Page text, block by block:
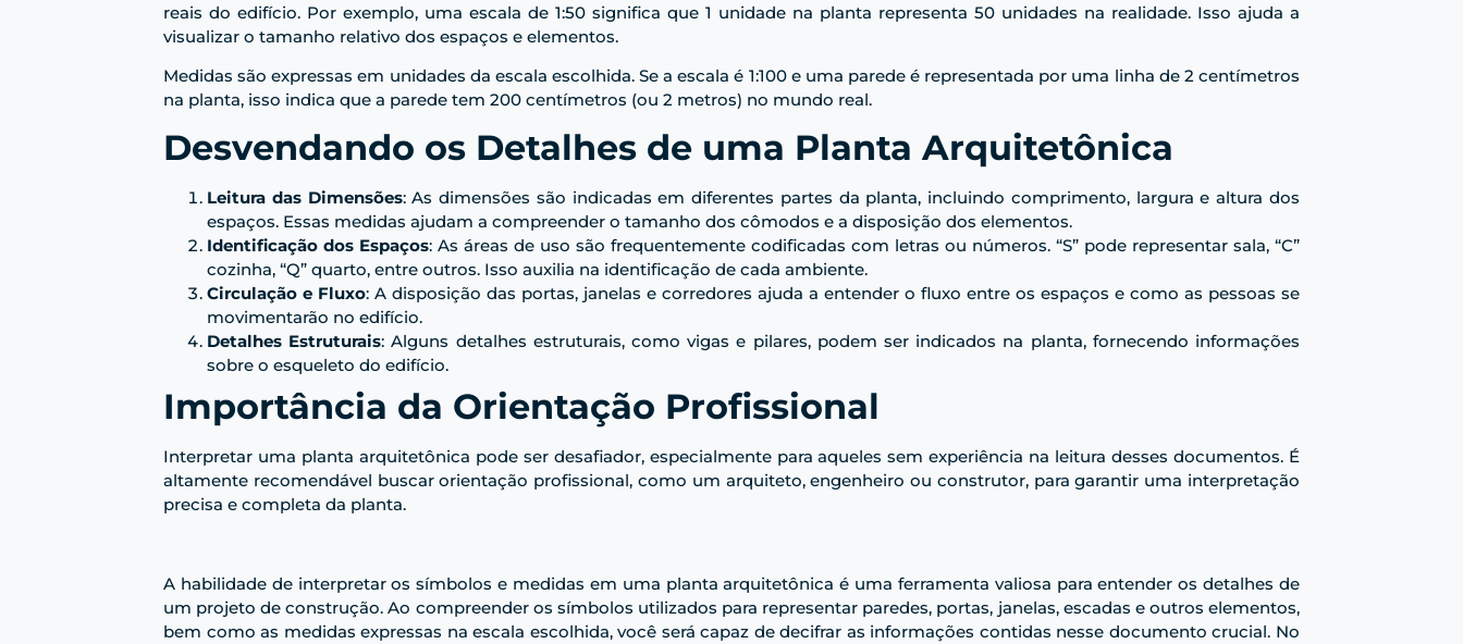
reais do edifício. Por exemplo, uma escala de 1:50 significa que 1 unidade na planta representa 50 unidades na realidade. Isso ajuda a
visualizar o tamanho relativo dos espaços e elementos.
Medidas são expressas em unidades da escala escolhida. Se a escala é 1:100 e uma parede é representada por uma linha de 2 centímetros
na planta, isso indica que a parede tem 200 centímetros (ou 2 metros) no mundo real.
Desvendando os Detalhes de uma Planta Arquitetônica
Leitura das Dimensões: As dimensões são indicadas em diferentes partes da planta, incluindo comprimento, largura e altura dos
espaços. Essas medidas ajudam a compreender o tamanho dos cômodos e a disposição dos elementos.
Identificação dos Espaços: As áreas de uso são frequentemente codificadas com letras ou números. “S” pode representar sala, “C”
cozinha, “Q” quarto, entre outros. Isso auxilia na identificação de cada ambiente.
Circulação e Fluxo: A disposição das portas, janelas e corredores ajuda a entender o fluxo entre os espaços e como as pessoas se
movimentarão no edifício.
Detalhes Estruturais: Alguns detalhes estruturais, como vigas e pilares, podem ser indicados na planta, fornecendo informações
sobre o esqueleto do edifício.
Importância da Orientação Profissional
Interpretar uma planta arquitetônica pode ser desafiador, especialmente para aqueles sem experiência na leitura desses documentos. É
altamente recomendável buscar orientação profissional, como um arquiteto, engenheiro ou construtor, para garantir uma interpretação
precisa e completa da planta.
A habilidade de interpretar os símbolos e medidas em uma planta arquitetônica é uma ferramenta valiosa para entender os detalhes de
um projeto de construção. Ao compreender os símbolos utilizados para representar paredes, portas, janelas, escadas e outros elementos,
bem como as medidas expressas na escala escolhida, você será capaz de decifrar as informações contidas nesse documento crucial. No